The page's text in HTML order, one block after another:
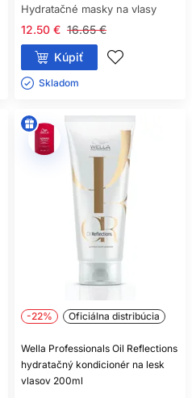
Hydratačné masky na vlasy
16.65 €
12.50 €
Kúpiť
Skladom ㅤ
-22% Oficiálna distribúcia
Wella Professionals Oil Reflections
hydratačný kondicionér na lesk
vlasov 200ml